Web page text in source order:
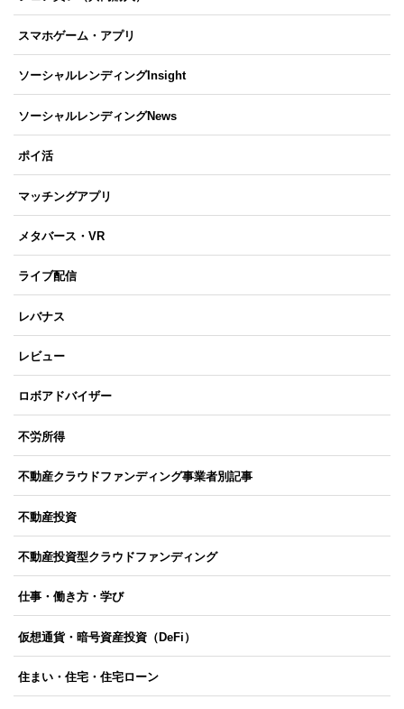
スマホゲーム・アプリ
ソーシャルレンディングInsight
ソーシャルレンディングNews
ポイ活
マッチングアプリ
メタバース・VR
ライブ配信
レバナス
レビュー
ロボアドバイザー
不労所得
不動産クラウドファンディング事業者別記事
不動産投資
不動産投資型クラウドファンディング
仕事・働き方・学び
仮想通貨・暗号資産投資（DeFi）
住まい・住宅・住宅ローン